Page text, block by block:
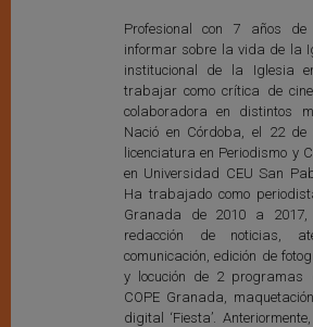
Profesional con 7 años de
informar sobre la vida de la
institucional de la Iglesia
trabajar como crítica de
colaboradora en distintos
Nació en Córdoba, el 22 de
licenciatura en Periodismo y
en Universidad CEU San
Ha trabajado como
Granada de 2010 a 2017,
redacción de noticias,
comunicación, edición de
y locución de 2 programas
COPE Granada,
digital ‘Fiesta’.